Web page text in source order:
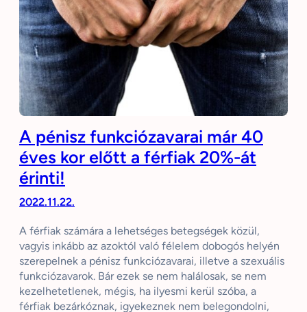
A pénisz funkciózavarai már 40
éves kor előtt a férfiak 20%-át
érinti!
2022.11.22.
A férfiak számára a lehetséges betegségek közül,
vagyis inkább az azoktól való félelem dobogós helyén
szerepelnek a pénisz funkciózavarai, illetve a szexuális
funkciózavarok. Bár ezek se nem halálosak, se nem
kezelhetetlenek, mégis, ha ilyesmi kerül szóba, a
férfiak bezárkóznak, igyekeznek nem belegondolni,